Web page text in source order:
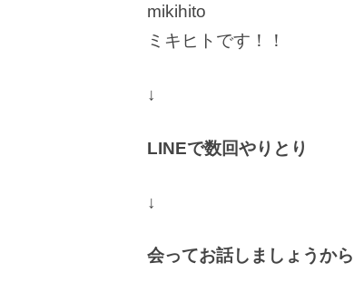
mikihito
ミキヒトです！！
↓
LINEで数回やりとり
↓
会ってお話しましょうか